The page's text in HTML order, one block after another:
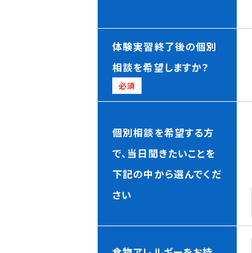
体験実習終了後の個別
相談を希望しますか？
必須
個別相談を希望する方
で、当日聞きたいことを
下記の中から選んでくだ
さい